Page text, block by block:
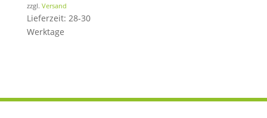
zzgl. Versand
Lieferzeit: 28-30
Werktage